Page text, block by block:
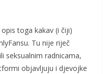
toga kakav (i čiji)
Tu nije riječ
seksualnim radnicama,
objavljuju i djevojke